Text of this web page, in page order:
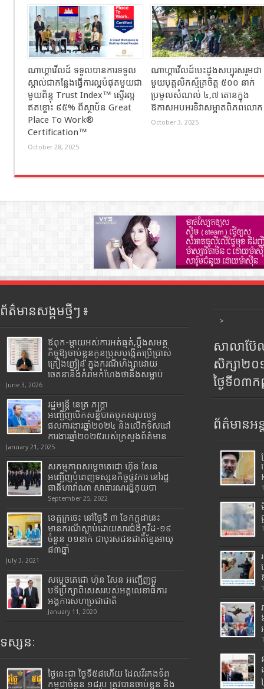
ណាហ្គាវើលដ៍ ទទួលបានការទទួល
ស្គាល់ជាកន្លែងធ្វើការល្អបំផុតមួយជា
មួយពិន្ទុ Trust Index™ ស្ទើរល្អ
ឥតខ្ចោះ ៩៥% ពីស្ថាប័ន Great
Place To Work®
Certification™
October 28, 2025
ណាហ្គាវើលដ៍បេះដូងសប្បុរសរួមជា
មួយបុគ្គលិកស្ម័គ្រចិត្ត ៥០០ នាក់
ប្រមូលសំណល់ ៤,៧ តោនក្នុង
ឱកាសអបអរទិវាសម្អាតពិភពលោក
October 3, 2025
ព័ត៌មានសង្គមថ្មីៗ ៖
ឪពុក-ម្ដាយអស់ការអត់ធ្មត់,ប្ដឹងសមត្ថ
កិច្ចឱ្យចាប់ខ្លួនកូនប្រុសបង្កើតប្រើប្រាស់
គ្រឿងញៀន ក្នុងករណីហិង្សាដោយ
ចេតនានិងគំរាមកំហែងថានឹងសម្លាប់
June 3, 2026
រដ្ឋមន្រ្តី​ នេត្រ​ ភក្ត្រា​
អញ្ជើញបើកសន្និបាតបូកសរុបលទ្ធ
ផលការងារឆ្នាំ២០២៤ និងលើកទិសដៅ
ការងារឆ្នាំ២០២៥របស់​ក្រសួង​ព័ត៌មាន​
January 21, 2025
សកម្មភាពសម្តេចតេជោ ហ៊ុន សែន
អញ្ជើញបំពេញទស្សនកិច្ចផ្លូវការ នៅរដ្ឋ
ធានីហាវ៉ាណា សាធារណរដ្ឋគុយបា
September 25, 2022
ខេត្តក្រចេះ នៅថ្ងៃទី ៣ ខែកក្កដានេះ
មានករណីស្លាប់ដោយសារជំងឺកូវីដ-១៩
ចំនួន ០១នាក់ ជាបុរសជនជាតិខ្មែរអាយុ
៨៣ឆ្នាំ
July 3, 2021
សម្តេចតេជោ ហ៊ុន សែន អញ្ជើញជួ
បទីប្រឹក្សាពិសេសរបស់អគ្គលេខាធិការ
អង្គការសហប្រជាជាតិ
January 11, 2020
ទស្សនៈ
ថ្ងៃនេះជា ថ្ងៃទី៥៨ហើយ ដែលវីរកងទ័ព
កម្ពុជាចំនួន ១៨រូប ត្រូវបានចាប់ខ្លួន និង
>
សាលាប៊ែ
សិក្សា២
ថ្ងៃទី០៣
ព័ត៌មានអន្